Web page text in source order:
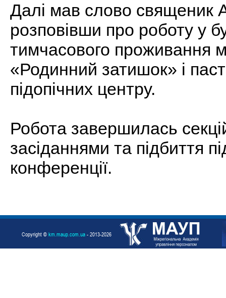
Далі мав слово священик
розповівши про роботу у
тимчасового проживання
«Родинний затишок» і
підопічних центру.
Робота завершилась
засіданнями та підбиття
конференції.
Copyright © km.maup.com.ua - 2013-2026